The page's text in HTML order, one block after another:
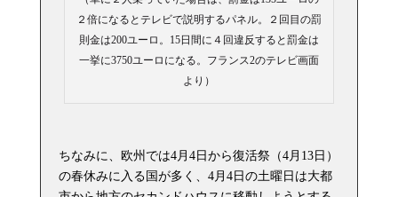
２倍になるとテレビで説明するパネル。２回目の罰
則金は200ユーロ。15日間に４回違反すると罰金は
一挙に3750ユーロになる。フランス2のテレビ画面
より）
ちなみに、欧州では4月4日から復活祭（4月13日）
の春休みに入る国が多く、4月4日の土曜日は大都